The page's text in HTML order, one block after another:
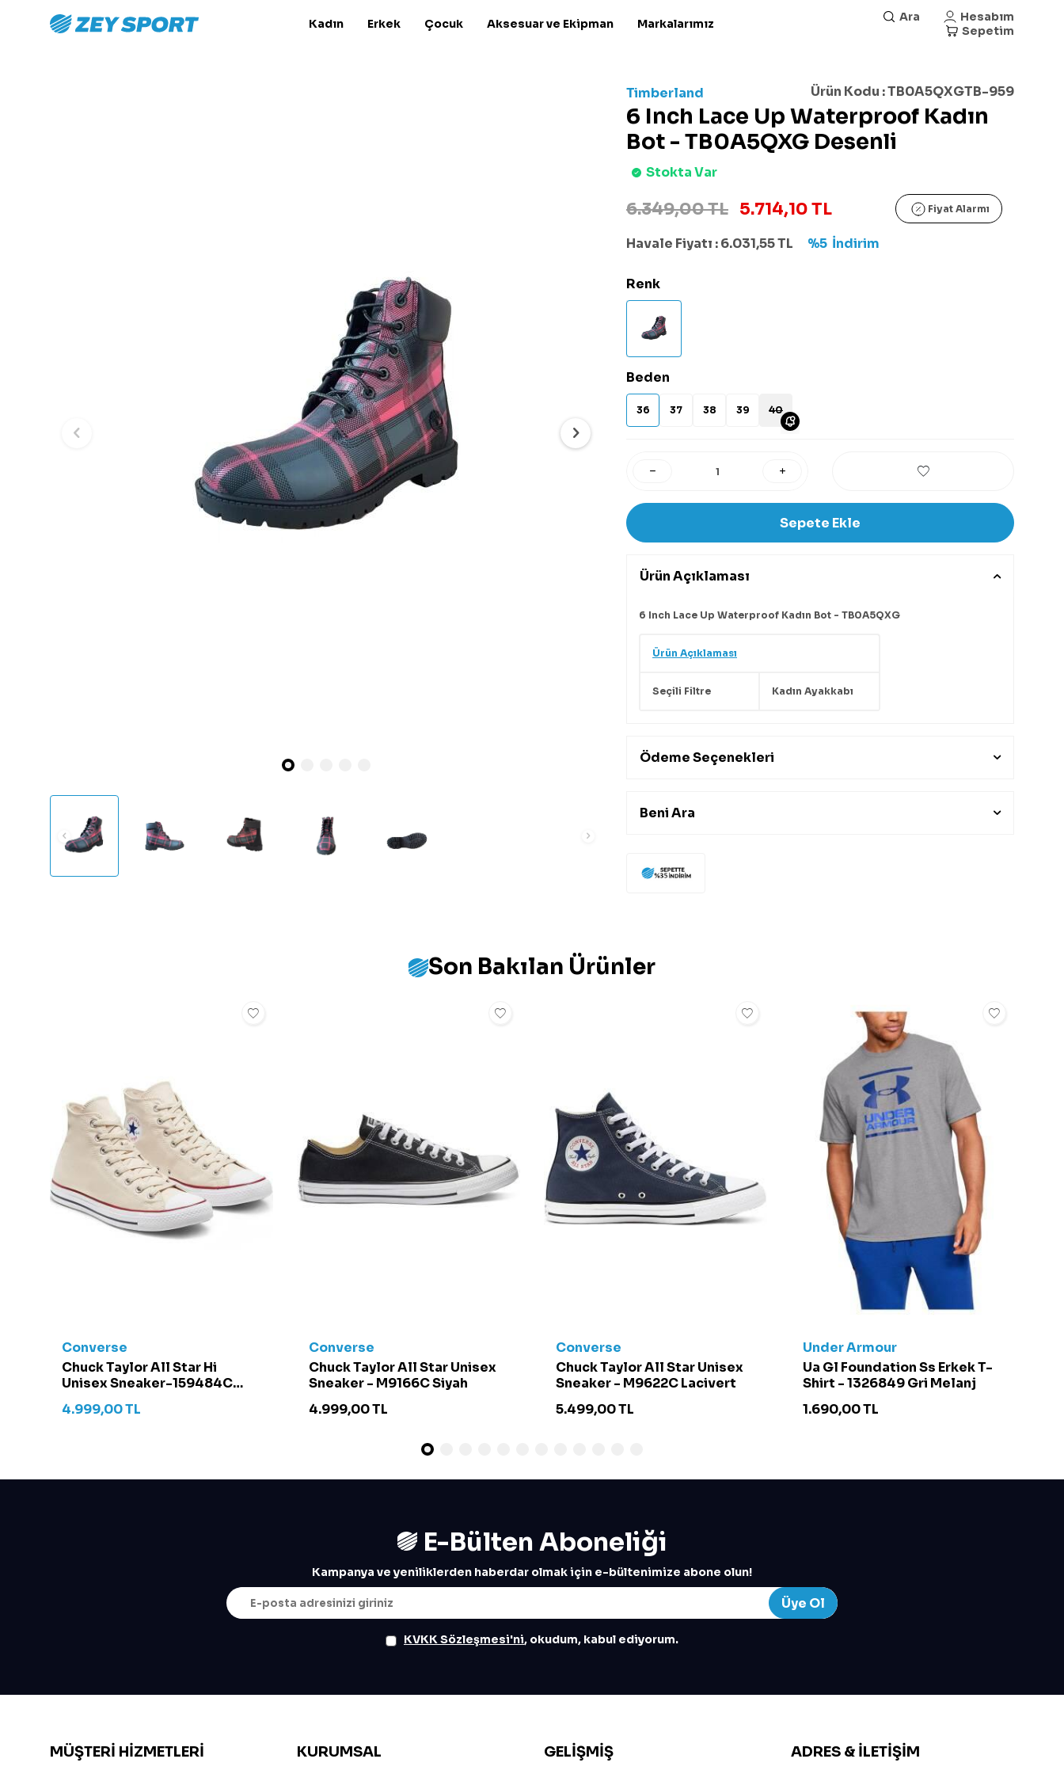
Kadın Erkek Çocuk Aksesuar ve Ekipman Markalarımız Ara
Hesabım
Sepetim
Timberland Ürün Kodu :TB0A5QXGTB-959
6 Inch Lace Up Waterproof Kadın
Bot - TB0A5QXG Desenli
Stokta Var
6.349,00 TL 5.714,10 TL Fiyat Alarmı
Havale Fiyatı :6.031,55TL %5 İndirim
Renk
Beden
36 37 38 39 40
Sepete Ekle
Ürün Açıklaması
6 Inch Lace Up Waterproof Kadın Bot - TB0A5QXG
Ürün Açıklaması
Seçili Filtre Kadın Ayakkabı
Ödeme Seçenekleri
Beni Ara
Son Bakılan Ürünler
Converse
Chuck Taylor All Star Hi
Unisex Sneaker-159484C
Krem
4.999,00TL
Converse
Chuck Taylor All Star Unisex
Sneaker - M9166C Siyah
4.999,00TL
Converse
Chuck Taylor All Star Unisex
Sneaker - M9622C Lacivert
5.499,00TL
Under Armour
Ua Gl Foundation Ss Erkek T-
Shirt - 1326849 Gri Melanj
1.690,00TL
E-Bülten Aboneliği
Kampanya ve yeniliklerden haberdar olmak için e-bültenimize abone olun!
Üye Ol
KVKK Sözleşmesi'ni, okudum, kabul ediyorum.
MÜŞTERI HIZMETLERI KURUMSAL GELIŞMIŞ ADRES & İLETIŞIM